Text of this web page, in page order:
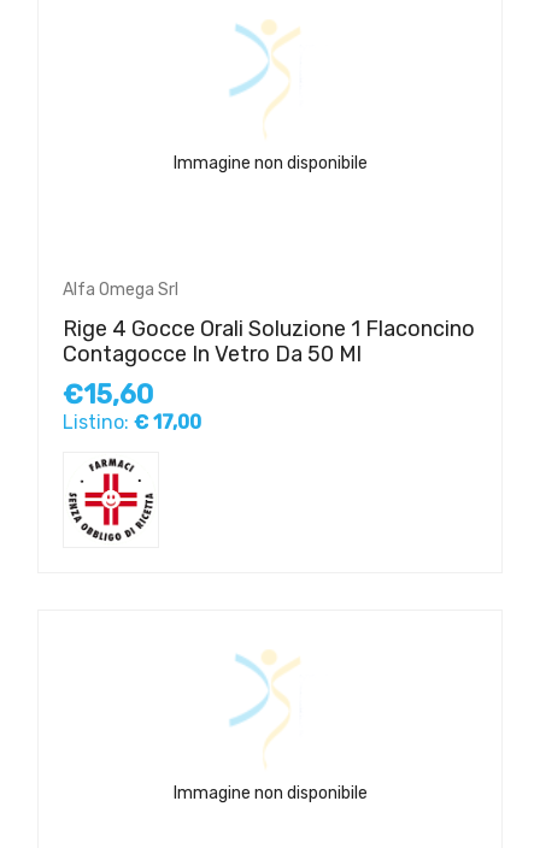
Immagine non disponibile
Alfa Omega Srl
Rige 4 Gocce Orali Soluzione 1 Flaconcino
Contagocce In Vetro Da 50 Ml
€15,60
Listino: € 17,00
Immagine non disponibile